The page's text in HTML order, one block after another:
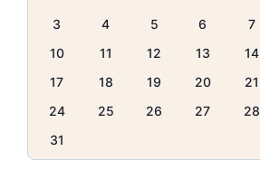
3
4 5 6 7
10
11 12 13 14
17
18 19 20 21
24
25 26 27 28
31